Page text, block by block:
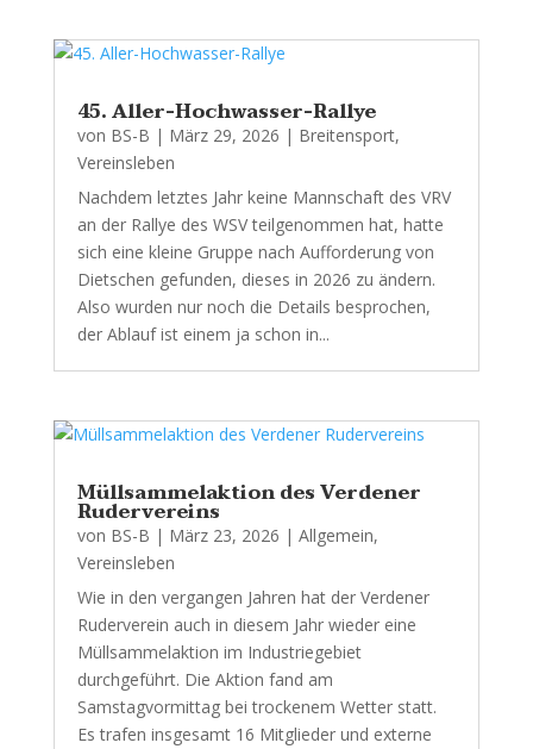
45. Aller-Hochwasser-Rallye
von BS-B | März 29, 2026 | Breitensport,
Vereinsleben
Nachdem letztes Jahr keine Mannschaft des VRV
an der Rallye des WSV teilgenommen hat, hatte
sich eine kleine Gruppe nach Aufforderung von
Dietschen gefunden, dieses in 2026 zu ändern.
Also wurden nur noch die Details besprochen,
der Ablauf ist einem ja schon in...
Müllsammelaktion des Verdener
Rudervereins
von BS-B | März 23, 2026 | Allgemein,
Vereinsleben
Wie in den vergangen Jahren hat der Verdener
Ruderverein auch in diesem Jahr wieder eine
Müllsammelaktion im Industriegebiet
durchgeführt. Die Aktion fand am
Samstagvormittag bei trockenem Wetter statt.
Es trafen insgesamt 16 Mitglieder und externe